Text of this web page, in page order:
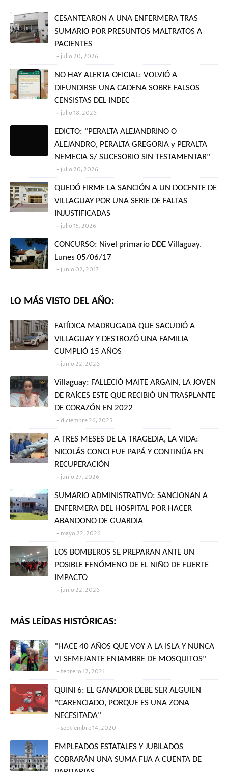
CESANTEARON A UNA ENFERMERA TRAS
SUMARIO POR PRESUNTOS MALTRATOS A
PACIENTES
julio 20, 2026
NO HAY ALERTA OFICIAL: VOLVIÓ A
DIFUNDIRSE UNA CADENA SOBRE FALSOS
CENSISTAS DEL INDEC
julio 18, 2026
EDICTO: "PERALTA ALEJANDRINO O
ALEJANDRO, PERALTA GREGORIA y PERALTA
NEMECIA S/ SUCESORIO SIN TESTAMENTAR"
julio 20, 2026
QUEDÓ FIRME LA SANCIÓN A UN DOCENTE DE
VILLAGUAY POR UNA SERIE DE FALTAS
INJUSTIFICADAS
julio 15, 2026
CONCURSO: Nivel primario DDE Villaguay.
Lunes 05/06/17
junio 02, 2017
LO MÁS VISTO DEL AÑO:
FATÍDICA MADRUGADA QUE SACUDIÓ A
VILLAGUAY Y DESTROZÓ UNA FAMILIA
CUMPLIÓ 15 AÑOS
junio 22, 2026
Villaguay: FALLECIÓ MAITE ARGAIN, LA JOVEN
DE RAÍCES ESTE QUE RECIBIÓ UN TRASPLANTE
DE CORAZÓN EN 2022
diciembre 26, 2025
A TRES MESES DE LA TRAGEDIA, LA VIDA:
NICOLÁS CONCI FUE PAPÁ Y CONTINÚA EN
RECUPERACIÓN
junio 27, 2026
SUMARIO ADMINISTRATIVO: SANCIONAN A
ENFERMERA DEL HOSPITAL POR HACER
ABANDONO DE GUARDIA
mayo 22, 2026
LOS BOMBEROS SE PREPARAN ANTE UN
POSIBLE FENÓMENO DE EL NIÑO DE FUERTE
IMPACTO
junio 22, 2026
MÁS LEÍDAS HISTÓRICAS:
"HACE 40 AÑOS QUE VOY A LA ISLA Y NUNCA
VI SEMEJANTE ENJAMBRE DE MOSQUITOS"
febrero 12, 2021
QUINI 6: EL GANADOR DEBE SER ALGUIEN
"CARENCIADO, PORQUE ES UNA ZONA
NECESITADA"
septiembre 14, 2020
EMPLEADOS ESTATALES Y JUBILADOS
COBRARÁN UNA SUMA FIJA A CUENTA DE